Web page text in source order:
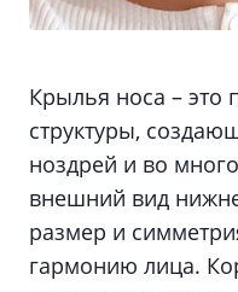
Крылья носа –
структуры,
ноздрей и во
внешний вид
размер и
гармонию лица.